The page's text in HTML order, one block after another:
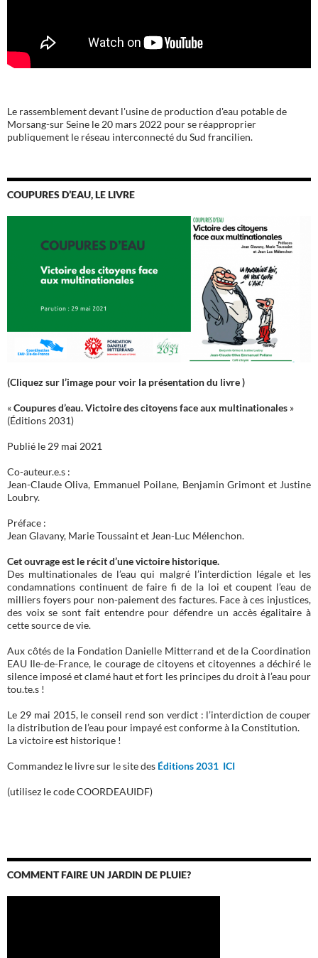
Le rassemblement devant l'usine de production d'eau potable de
Morsang-sur Seine le 20 mars 2022 pour se réapproprier
publiquement le réseau interconnecté du Sud francilien.
COUPURES D’EAU, LE LIVRE
(Cliquez sur l’image pour voir la présentation du livre )
«Coupures d’eau. Victoire des citoyens face aux multinationales »
(Éditions 2031)
Publié le 29 mai 2021
Co-auteur.e.s :
Jean-Claude Oliva, Emmanuel Poilane, Benjamin Grimont et Justine
Loubry.
Préface :
Jean Glavany, Marie Toussaint et Jean-Luc Mélenchon.
Cet ouvrage est le récit d’une victoire historique.
Des multinationales de l’eau qui malgré l’interdiction légale et les
condamnations continuent de faire fi de la loi et coupent l’eau de
milliers foyers pour non-paiement des factures. Face à ces injustices,
des voix se sont fait entendre pour défendre un accès égalitaire à
cette source de vie.
Aux côtés de la Fondation Danielle Mitterrand et de la Coordination
EAU Ile-de-France, le courage de citoyens et citoyennes a déchiré le
silence imposé et clamé haut et fort les principes du droit à l’eau pour
tou.te.s !
Le 29 mai 2015, le conseil rend son verdict : l’interdiction de couper
la distribution de l’eau pour impayé est conforme à la Constitution.
La victoire est historique !
Commandez le livre sur le site des Éditions 2031 ICI
(utilisez le code COORDEAUIDF)
COMMENT FAIRE UN JARDIN DE PLUIE?